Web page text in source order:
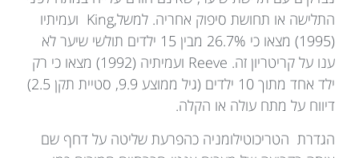
התלישה או תחושת סיפוק אחריה. למשל,King ועמיתיו
(1995) מצאו כי 26.7% מבין 15 ילדים תולשי שיער לא
ענו על קריטריון זה. Reeve ועמיתיה (1992) מצאו כי רק
ילד אחד מתוך 10 ילדים (גיל ממוצע 9.9, סטיית תקן 2.5)
דיווח על מתח עולה או הקלה.
הגדרת הטריכוטילומניה כהפרעת שליטה על דחף שם